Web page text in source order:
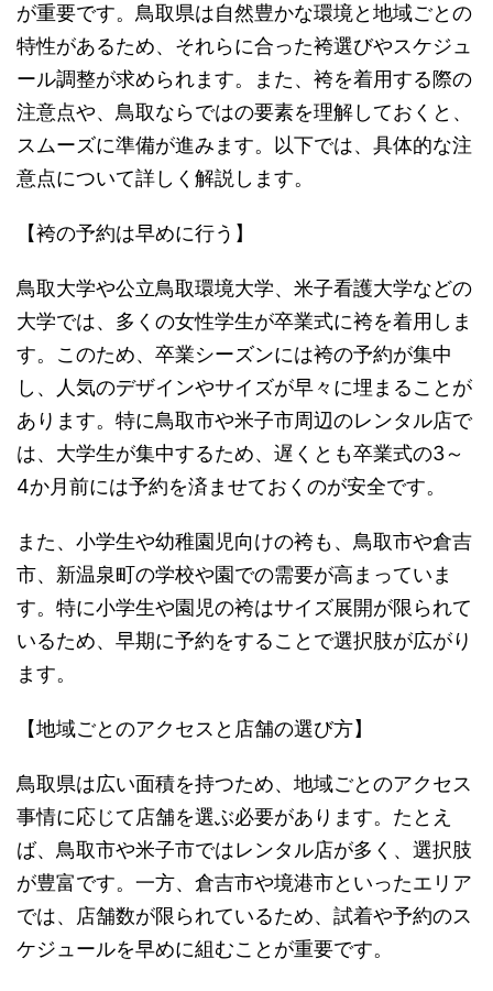
が重要です。鳥取県は自然豊かな環境と地域ごとの
特性があるため、それらに合った袴選びやスケジュ
ール調整が求められます。また、袴を着用する際の
注意点や、鳥取ならではの要素を理解しておくと、
スムーズに準備が進みます。以下では、具体的な注
意点について詳しく解説します。
【袴の予約は早めに行う】
鳥取大学や公立鳥取環境大学、米子看護大学などの
大学では、多くの女性学生が卒業式に袴を着用しま
す。このため、卒業シーズンには袴の予約が集中
し、人気のデザインやサイズが早々に埋まることが
あります。特に鳥取市や米子市周辺のレンタル店で
は、大学生が集中するため、遅くとも卒業式の3～
4か月前には予約を済ませておくのが安全です。
また、小学生や幼稚園児向けの袴も、鳥取市や倉吉
市、新温泉町の学校や園での需要が高まっていま
す。特に小学生や園児の袴はサイズ展開が限られて
いるため、早期に予約をすることで選択肢が広がり
ます。
【地域ごとのアクセスと店舗の選び方】
鳥取県は広い面積を持つため、地域ごとのアクセス
事情に応じて店舗を選ぶ必要があります。たとえ
ば、鳥取市や米子市ではレンタル店が多く、選択肢
が豊富です。一方、倉吉市や境港市といったエリア
では、店舗数が限られているため、試着や予約のス
ケジュールを早めに組むことが重要です。